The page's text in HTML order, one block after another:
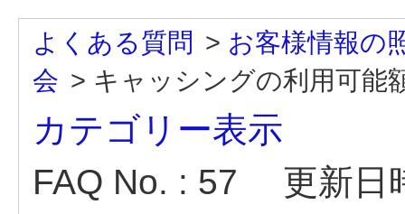
よくある質問 > お客様情報の
会 > キャッシングの利用可能
カテゴリー表示
FAQ No. : 57
更新日